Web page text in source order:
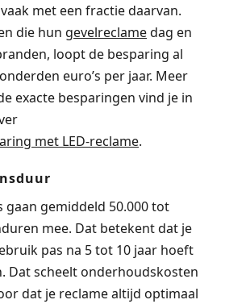
met een fractie daarvan.
die hun gevelreclamedag en
loopt de besparing al
euro’s per jaar. Meer
exacte besparingen vind je in
met LED-reclame.
gaan gemiddeld 50.000 tot
mee. Dat betekent dat je
pas na 5 tot 10 jaar hoeft
Dat scheelt onderhoudskosten
dat je reclame altijd optimaal